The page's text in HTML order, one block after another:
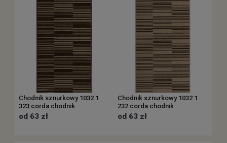
Chodnik sznurkowy 1032 1
323 corda chodnik
od 63 zł
Chodnik sznurkowy 1032 1
232 corda chodnik
od 63 zł